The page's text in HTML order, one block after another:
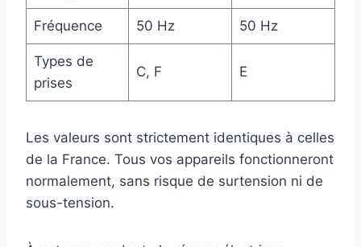
Fréquence 50 Hz 50 Hz
Types de
prises
C, F E
Les valeurs sont strictement identiques à celles
de la France. Tous vos appareils fonctionneront
normalement, sans risque de surtension ni de
sous-tension.